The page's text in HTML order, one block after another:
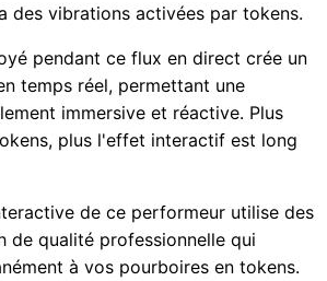
des vibrations activées par tokens.
pendant ce flux en direct crée un
temps réel, permettant une
immersive et réactive. Plus
plus l'effet interactif est long
de ce performeur utilise des
de qualité professionnelle qui
à vos pourboires en tokens.